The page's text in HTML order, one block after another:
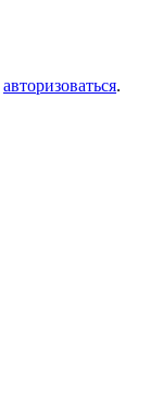
авторизоваться.